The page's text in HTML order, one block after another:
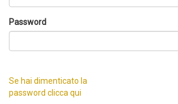
Password
Se hai dimenticato la
password clicca qui